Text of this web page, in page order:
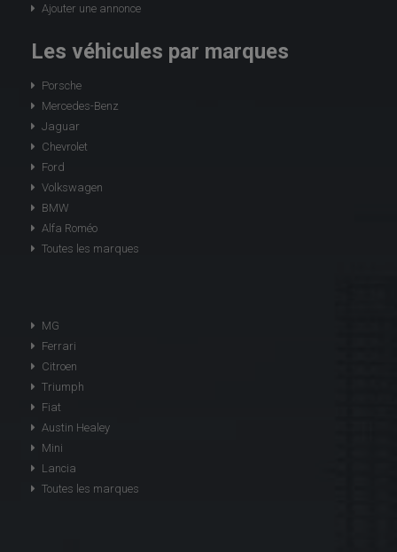
Ajouter une annonce
Les véhicules par marques
Porsche
Mercedes-Benz
Jaguar
Chevrolet
Ford
Volkswagen
BMW
Alfa Roméo
Toutes les marques
MG
Ferrari
Citroen
Triumph
Fiat
Austin Healey
Mini
Lancia
Toutes les marques